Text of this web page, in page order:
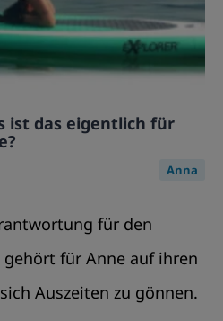
ist das eigentlich für
Anna
für den
gehört für Anne auf ihren
Auszeiten zu gönnen.